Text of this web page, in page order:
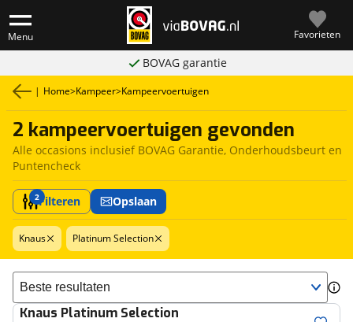
Menu Favorieten
BOVAG garantie
| Home>Kampeer>Kampeervoertuigen
2 kampeervoertuigen gevonden
Alle occasions inclusief BOVAG Garantie, Onderhoudsbeurt en
Puntencheck
2Filteren Opslaan
Knaus Platinum Selection
Sorteer resultaten
Knaus Platinum Selection